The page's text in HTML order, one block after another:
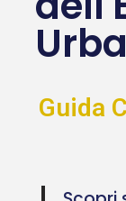
Guida